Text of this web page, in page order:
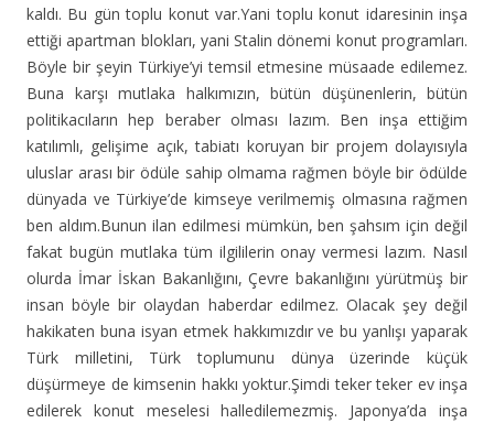
kaldı. Bu gün toplu konut var.Yani toplu konut idaresinin inşa
ettiği apartman blokları, yani Stalin dönemi konut programları.
Böyle bir şeyin Türkiye’yi temsil etmesine müsaade edilemez.
Buna karşı mutlaka halkımızın, bütün düşünenlerin, bütün
politikacıların hep beraber olması lazım. Ben inşa ettiğim
katılımlı, gelişime açık, tabiatı koruyan bir projem dolayısıyla
uluslar arası bir ödüle sahip olmama rağmen böyle bir ödülde
dünyada ve Türkiye’de kimseye verilmemiş olmasına rağmen
ben aldım.Bunun ilan edilmesi mümkün, ben şahsım için değil
fakat bugün mutlaka tüm ilgililerin onay vermesi lazım. Nasıl
olurda İmar İskan Bakanlığını, Çevre bakanlığını yürütmüş bir
insan böyle bir olaydan haberdar edilmez. Olacak şey değil
hakikaten buna isyan etmek hakkımızdır ve bu yanlışı yaparak
Türk milletini, Türk toplumunu dünya üzerinde küçük
düşürmeye de kimsenin hakkı yoktur.Şimdi teker teker ev inşa
edilerek konut meselesi halledilemezmiş. Japonya’da inşa